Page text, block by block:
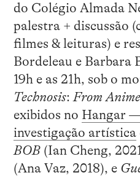
do Colégio Almada
palestra + discussão
filmes & leituras) e
Bordeleau e Barbara
19h e as 21h, sob o
Technosis:From
exibidos no Hangar
investigação artística
BOB(Ian Cheng,
(Ana Vaz, 2018), e